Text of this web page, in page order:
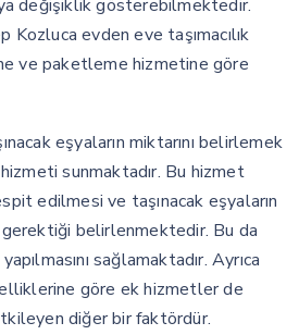
değişiklik gösterebilmektedir.
Kozluca evden eve taşımacılık
ve paketleme hizmetine göre
eşyaların miktarını belirlemek
sunmaktadır. Bu hizmet
edilmesi ve taşınacak eşyaların
gerektiği belirlenmektedir. Bu da
sağlamaktadır. Ayrıca
göre ek hizmetler de
diğer bir faktördür.